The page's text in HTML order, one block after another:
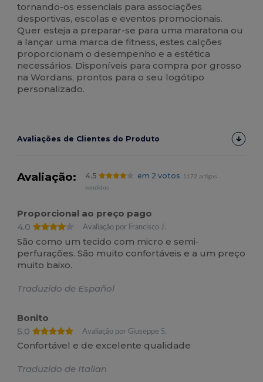
tornando-os essenciais para associações
desportivas, escolas e eventos promocionais.
Quer esteja a preparar-se para uma maratona ou
a lançar uma marca de fitness, estes calções
proporcionam o desempenho e a estética
necessários. Disponíveis para compra por grosso
na Wordans, prontos para o seu logótipo
personalizado.
Avaliações de Clientes do Produto
Avaliação: 4.5 em 2 votos
1172 artigos
vendidos
Proporcional ao preço pago
4.0
Avaliação por Francisco J.
São como um tecido com micro e semi-
perfurações. São muito confortáveis e a um preço
muito baixo.
Traduzido de Español
Bonito
5.0
Avaliação por Giuseppe S.
Confortável e de excelente qualidade
Traduzido de Italian